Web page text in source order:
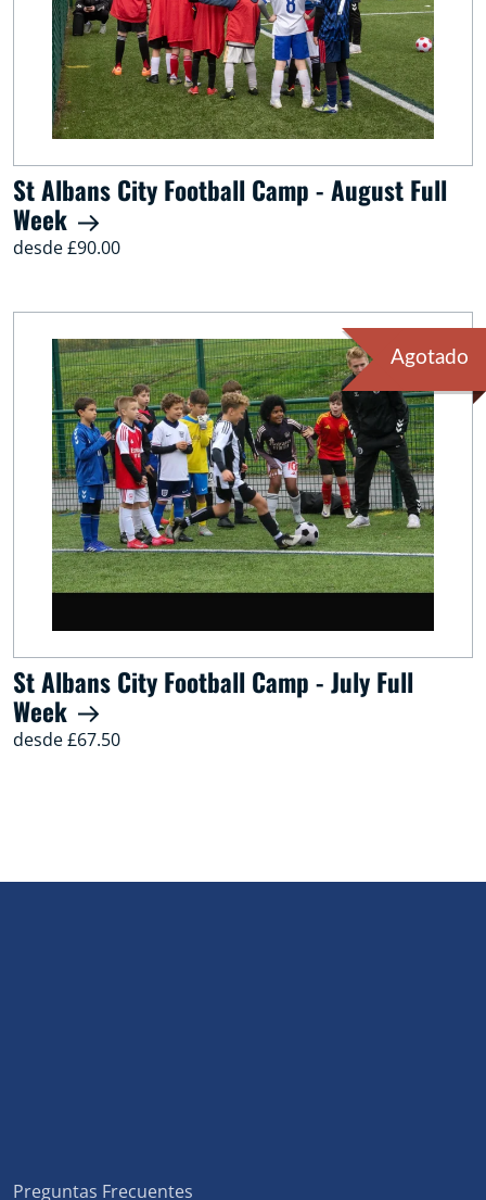
St Albans City Football Camp - August Full
Week
desde £90.00
Agotado
St Albans City Football Camp - July Full
Week
desde £67.50
Preguntas Frecuentes